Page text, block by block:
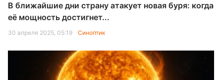
В ближайшие дни страну атакует новая буря: когда
её мощность достигнет...
30 апреля 2025, 05:19 Синоптик